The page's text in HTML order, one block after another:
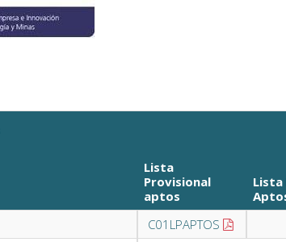
Lista
Provisional
aptos
C01LPAPTOS